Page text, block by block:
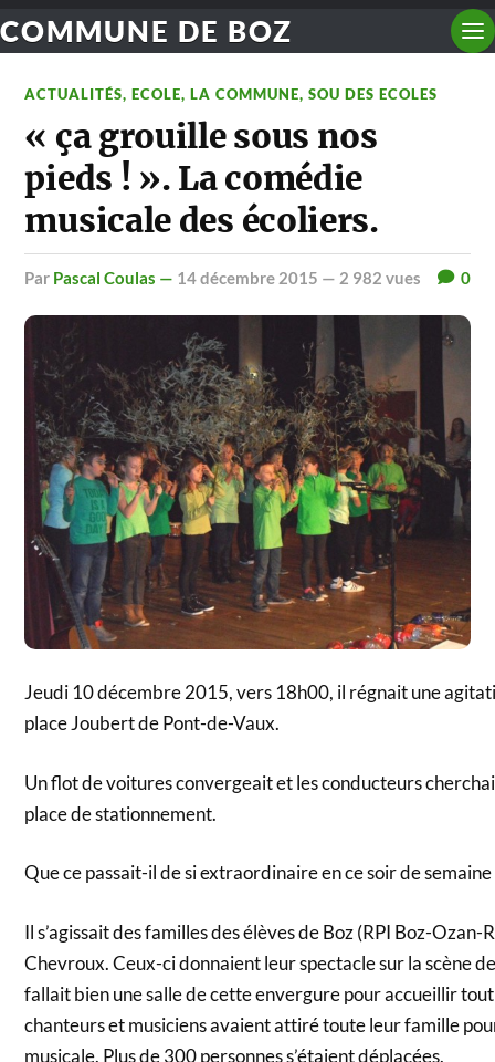
COMMUNE DE BOZ
ACTUALITÉS,ECOLE,LA COMMUNE,SOU DES ECOLES
« ça grouille sous nos
pieds ! ». La comédie
musicale des écoliers.
par Pascal Coulas — 14 décembre 2015 — 2 982 vues 0
Jeudi 10 décembre 2015, vers 18h00, il régnait une
place Joubert de Pont-de-Vaux.
Un flot de voitures convergeait et les conducteurs
place de stationnement.
Que ce passait-il de si extraordinaire en ce soir de semaine
Il s’agissait des familles des élèves de Boz (RPI Boz-Ozan-
Chevroux. Ceux-ci donnaient leur spectacle sur la scène
fallait bien une salle de cette envergure pour accueillir
chanteurs et musiciens avaient attiré toute leur famille
musicale. Plus de 300 personnes s’étaient déplacées.